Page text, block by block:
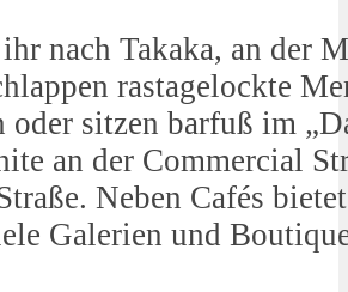
nach Takaka, an der
rastagelockte
oder sitzen barfuß im
an der Commercial
Neben Cafés
Galerien und